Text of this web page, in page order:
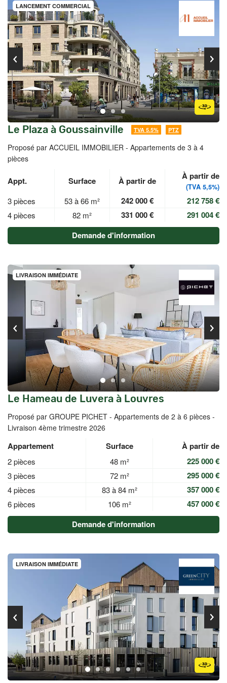
LANCEMENT COMMERCIAL
Le Plaza à Goussainville TVA 5.5% PTZ
Proposé par ACCUEIL IMMOBILIER - Appartements de 3 à 4
pièces
Appt. Surface À partir de À partir de
(TVA 5,5%)
3 pièces 53 à 66 m² 242 000 € 212 758 €
4 pièces 82 m² 331 000 €
291 004 €
Demande d'information
LIVRAISON IMMÉDIATE
Le Hameau de Luvera à Louvres
Proposé par GROUPE PICHET - Appartements de 2 à 6 pièces -
Livraison 4ème trimestre 2026
Appartement Surface À partir de
2 pièces 48 m² 225 000 €
3 pièces 72 m² 295 000 €
4 pièces 83 à 84 m² 357 000 €
6 pièces 106 m²
457 000 €
Demande d'information
LIVRAISON IMMÉDIATE